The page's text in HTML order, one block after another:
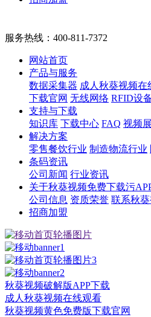
服务热线： 400-811-7372
网站首页
产品与服务
数据采集器 成人秋葵视频在
下载官网 无线网络 RFID设
支持与下载
知识库 下载中心 FAQ 视频
解决方案
零售餐饮行业 制造物流行业
条码资讯
公司新闻 行业资讯
关于秋葵视频免费下载污
公司信息 资质荣誉 联系秋
招商加盟
秋葵视频破解版APP下载
成人秋葵视频在线观看
秋葵视频黄色免费版下载官网